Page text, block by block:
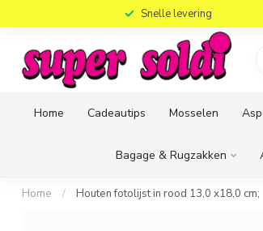
Snelle levering
Home Cadeautips Mosselen
Bagage & Rugzakken
Home / Houten fotolijst in rood 13,0 x18,0 cm;